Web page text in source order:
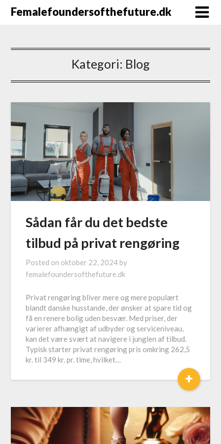
Femalefoundersofthefuture.dk
Kategori: Blog
Sådan får du det bedste
tilbud på privat rengøring
Posted on oktober 22, 2024 by
femalefoundersofthefuture.dk
Privat rengøring bliver mere og mere populært
blandt danske husstande, der ønsker at spare tid og
få en renere bolig uden besvær. Med priser, der
varierer afhængigt af udbyder og serviceniveau,
kan det være svært at navigere i junglen af tilbud.
Typisk starter privat rengøring pris omkring 262,5
kr. til 349 kr. pr. time, hvilket…
+